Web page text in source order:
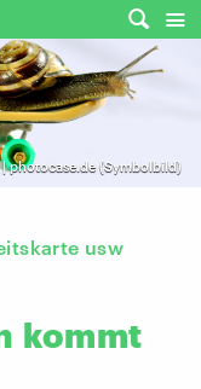
photocase.de (Symbolbild)
usw
kommt